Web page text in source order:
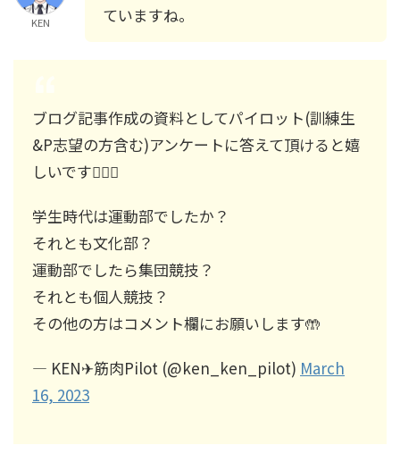
KEN
ていますね。
ブログ記事作成の資料としてパイロット(訓練生
&P志望の方含む)アンケートに答えて頂けると嬉
しいです🙇🏻‍♂️
学生時代は運動部でしたか？
それとも文化部？
運動部でしたら集団競技？
それとも個人競技？
その他の方はコメント欄にお願いします🤲
— KEN✈︎筋肉Pilot (@ken_ken_pilot) March
16, 2023